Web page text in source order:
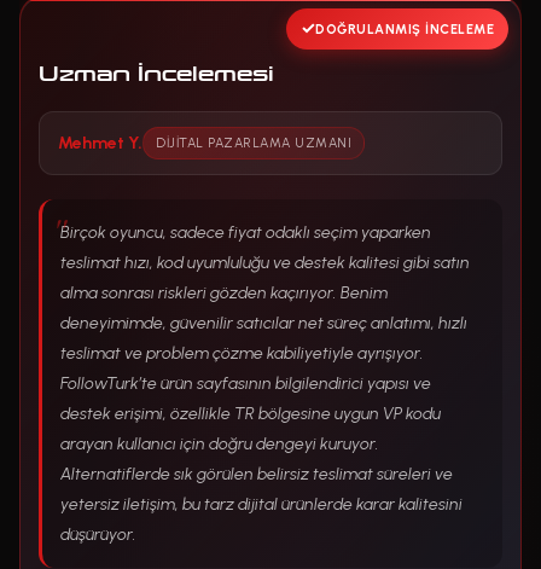
DOĞRULANMIŞ İNCELEME
Uzman İncelemesi
Mehmet Y. DIJITAL PAZARLAMA UZMANI
Birçok oyuncu, sadece fiyat odaklı seçim yaparken
teslimat hızı, kod uyumluluğu ve destek kalitesi gibi satın
alma sonrası riskleri gözden kaçırıyor. Benim
deneyimimde, güvenilir satıcılar net süreç anlatımı, hızlı
teslimat ve problem çözme kabiliyetiyle ayrışıyor.
FollowTurk’te ürün sayfasının bilgilendirici yapısı ve
destek erişimi, özellikle TR bölgesine uygun VP kodu
arayan kullanıcı için doğru dengeyi kuruyor.
Alternatiflerde sık görülen belirsiz teslimat süreleri ve
yetersiz iletişim, bu tarz dijital ürünlerde karar kalitesini
düşürüyor.